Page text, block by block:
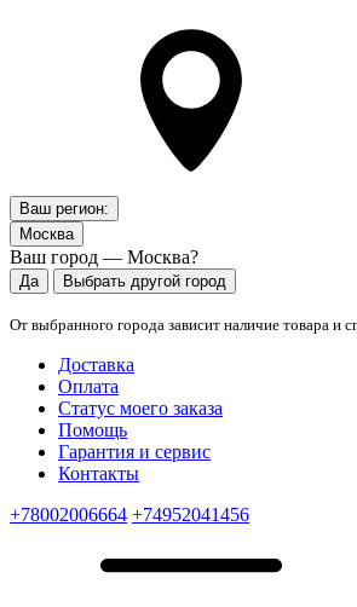
Ваш регион:
Москва
Ваш город — Москва?
Да Выбрать другой город
От выбранного города зависит наличие товара и
Доставка
Оплата
Статус моего заказа
Помощь
Гарантия и сервис
Контакты
+78002006664 +74952041456